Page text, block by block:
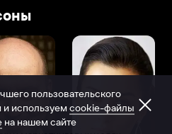
пользовательского
используем cookie-файлы
на нашем сайте